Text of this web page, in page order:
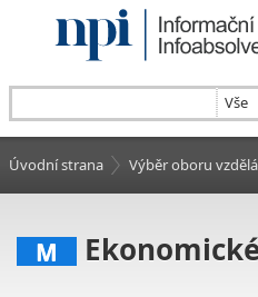
Úvodní strana Výběr oboru
M